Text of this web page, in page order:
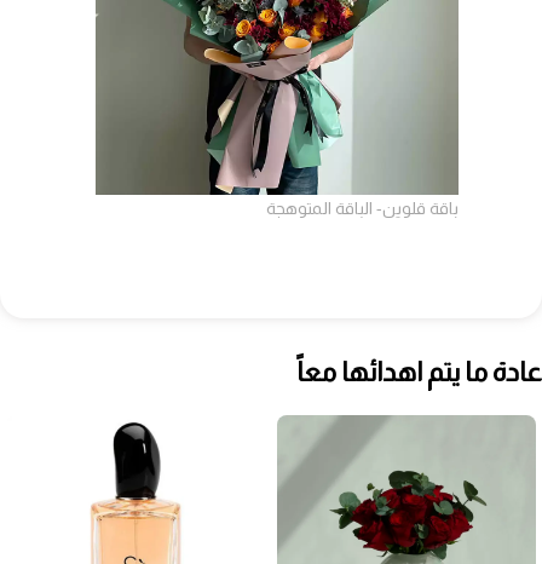
باقة قلوين- الباقة المتوهجة
عادة ما يتم اهدائها معاً